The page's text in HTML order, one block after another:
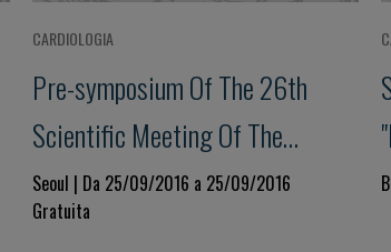
CARDIOLOGIA
Pre-symposium Of The 26th
Scientific Meeting Of The
International Society Of
Hypertension Hypertension Seoul
Seoul | Da 25/09/2016 a 25/09/2016
Gratuita